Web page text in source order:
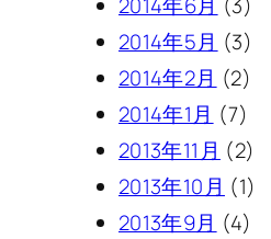
2014年5月 (3)
2014年2月 (2)
2014年1月 (7)
2013年11月 (2)
2013年10月 (1)
2013年9月 (4)